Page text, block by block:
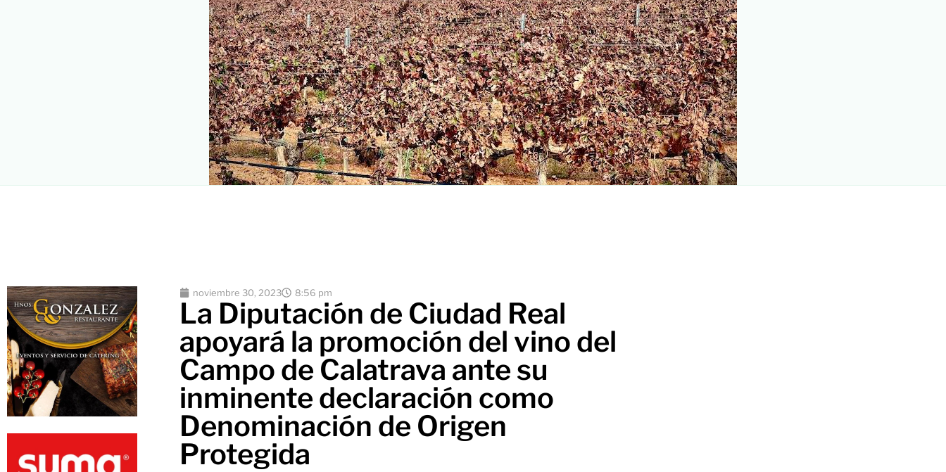
noviembre 30, 2023 8:56 pm
La Diputación de Ciudad Real
apoyará la promoción del vino del
Campo de Calatrava ante su
inminente declaración como
Denominación de Origen
Protegida